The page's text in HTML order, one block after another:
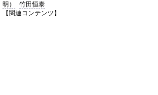
明）
竹田恒泰
【関連コンテンツ】